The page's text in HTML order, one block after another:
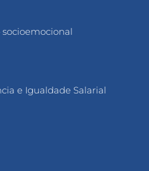
e Igualdade Salarial